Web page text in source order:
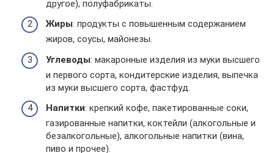
другое), полуфабрикаты.
Жиры: продукты с повышенным содержанием
жиров, соусы, майонезы.
Углеводы: макаронные изделия из муки высшего
и первого сорта, кондитерские изделия, выпечка
из муки высшего сорта, фастфуд.
Напитки: крепкий кофе, пакетированные соки,
газированные напитки, коктейли (алкогольные и
безалкогольные), алкогольные напитки (вина,
пиво и прочее).